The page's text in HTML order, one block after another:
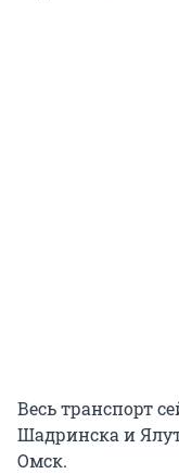
Весь транспорт
Шадринска и
Омск.